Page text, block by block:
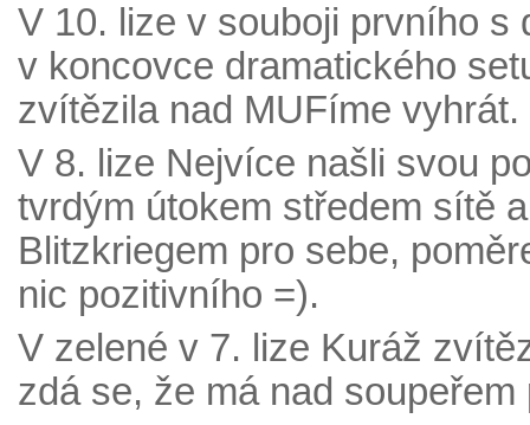
V 10. lize v souboji prvního s
v koncovce dramatického
zvítězila nad MUFíme vyhrát.
V 8. lize Nejvíce našli svou
tvrdým útokem středem sítě
Blitzkriegem pro sebe,
nic pozitivního =).
V zelené v 7. lize Kuráž
zdá se, že má nad